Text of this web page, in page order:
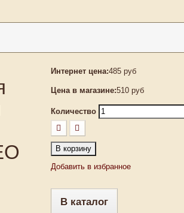
Интернет цена:485 руб
Цена в магазине:510 руб
Количество
В корзину
Добавить в избранное
В каталог